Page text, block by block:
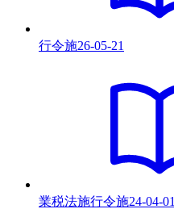
行令施26-05-21
業税法施行令施24-04-01